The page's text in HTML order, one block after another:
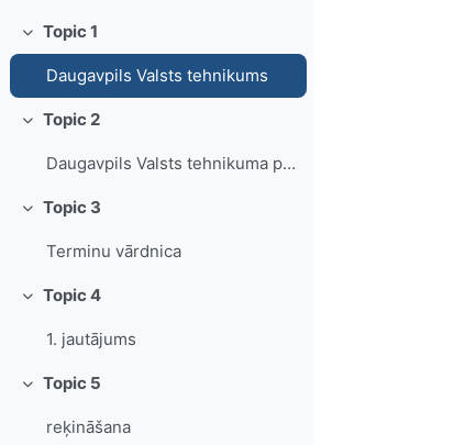
Collapse
Topic 1
Daugavpils Valsts tehnikums
Collapse
Topic 2
Daugavpils Valsts tehnikuma pasākumi
Collapse
Topic 3
Terminu vārdnica
Collapse
Topic 4
1. jautājums
Collapse
Topic 5
reķināšana